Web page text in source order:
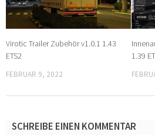
Virotic Trailer Zubehör v1.0.1 1.43
ETS2
FEBRUAR 9, 2022
1.39
SCHREIBE EINEN KOMMENTAR